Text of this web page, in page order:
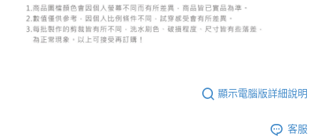
顯示電腦版詳細說明
客服